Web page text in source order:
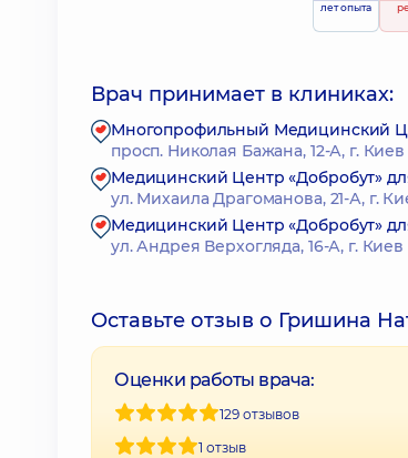
лет опыта
Врач принимает в клиниках:
Многопрофильный Медицинский
просп. Николая Бажана, 12-А, г. Киев
Медицинский Центр «Добробут»
ул. Михаила Драгоманова, 21-А, г.
Медицинский Центр «Добробут»
ул. Андрея Верхогляда, 16-А, г. Киев
Оставьте отзыв о Гришина
Оценки работы врача:
129 отзывов
1 отзыв